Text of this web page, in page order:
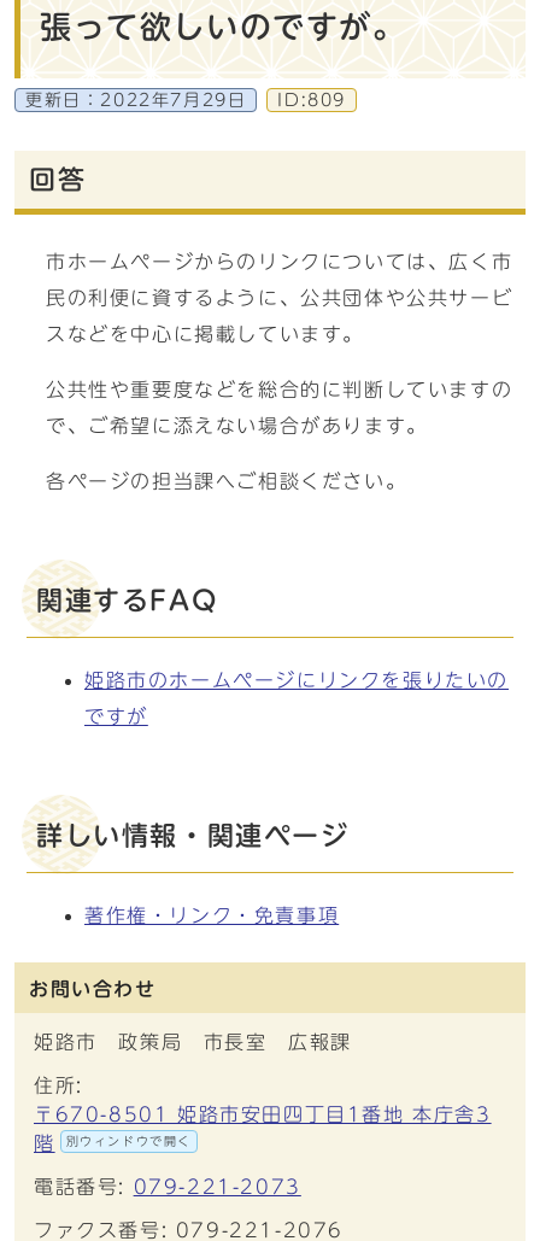
張って欲しいのですが。
更新日： 2022年7月29日 ID:809
回答
市ホームページからのリンクについては、広く市
民の利便に資するように、公共団体や公共サービ
スなどを中心に掲載しています。
公共性や重要度などを総合的に判断していますの
で、ご希望に添えない場合があります。
各ページの担当課へご相談ください。
関連するFAQ
姫路市のホームページにリンクを張りたいの
ですが
詳しい情報・関連ページ
著作権・リンク・免責事項
お問い合わせ
姫路市 政策局 市長室 広報課
住所:
〒670-8501 姫路市安田四丁目1番地 本庁舎3
階
別ウィンドウで開く
電話番号: 079-221-2073
ファクス番号: 079-221-2076